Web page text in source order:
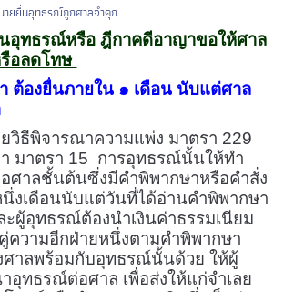
ายยื่นอุทธรณ์ถูกศาลจำคุก
อุทธรณ์หรือ ฎีกาคดีอาญาขอให้ศาล
อลดโทษ
ต้องยื่นภายใน ๑ เดือน นับแต่ศาล
วิธีพิจารณาความแพ่ง มาตรา 229
มาตรา 15 การอุทธรณ์นั้นให้ทำ
ศาลชั้นต้นซึ่งมีคำพิพากษาหรือคำสั่ง
งเดือนนับแต่วันที่ได้อ่านคำพิพากษา
ผู้อุทธรณ์ต้องนำเงินค่าธรรมเนียม
ความอีกฝ่ายหนึ่งตามคำพิพากษา
ศาลพร้อมกับอุทธรณ์นั้นด้วย ให้ผู้
อุทธรณ์ต่อศาล เพื่อส่งให้แก่จำเลย